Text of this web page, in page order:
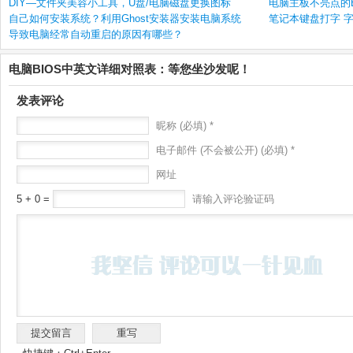
DIY—文件夹美容小工具，U盘/电脑磁盘更换图标
电脑主板不亮点
自己如何安装系统？利用Ghost安装器安装电脑系统
笔记本键盘打字
导致电脑经常自动重启的原因有哪些？
电脑BIOS中英文详细对照表：等您坐沙发呢！
发表评论
昵称 (必填) *
电子邮件 (不会被公开) (必填) *
网址
5 + 0 = 请输入评论验证码